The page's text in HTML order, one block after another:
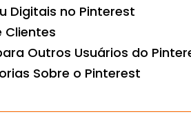
Digitais no Pinterest
Clientes
Outros Usuários do
Sobre o Pinterest